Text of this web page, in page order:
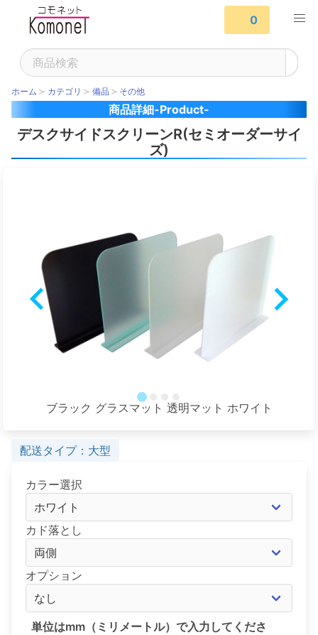
0
ホーム カテゴリ 備品 その他
商品詳細-Product-
デスクサイドスクリーンR(セミオーダーサイ
ズ)
ブラック グラスマット 透明マット ホワイト
配送タイプ：大型
カラー選択
カド落とし
オプション
単位はmm（ミリメートル）で入力してくださ